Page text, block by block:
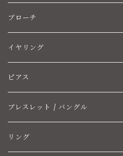
ブローチ
イヤリング
ピアス
ブレスレット / バングル
リング